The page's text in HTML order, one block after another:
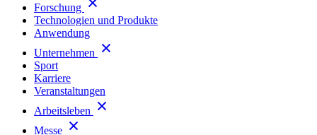
Forschung
Technologien und Produkte
Anwendung
Unternehmen
Sport
Karriere
Veranstaltungen
Arbeitsleben
Messe